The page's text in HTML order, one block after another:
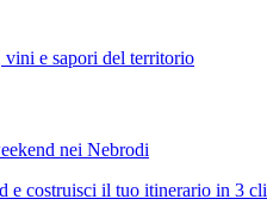
vini e sapori del territorio
nei Nebrodi
e costruisci il tuo itinerario in 3